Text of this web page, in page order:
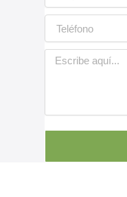
Teléfono
Mensaje